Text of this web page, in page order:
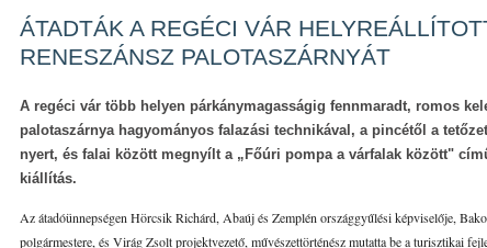
ÁTADTÁK A REGÉCI VÁR
RENESZÁNSZ PALOTASZÁRNYÁT
A regéci vár több helyen párkánymagasságig fennmaradt, romos
palotaszárnya hagyományos falazási technikával, a pincétől a
nyert, és falai között megnyílt a „Főúri pompa a várfalak között"
kiállítás.
Az átadóünnepségen Hörcsik Richárd, Abaúj és Zemplén országgyűlési képviselője,
polgármestere, és Virág Zsolt projektvezető, művészettörténész mutatta be a turisztikai